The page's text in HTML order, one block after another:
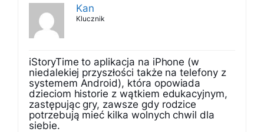
Kan
Klucznik
iStoryTime to aplikacja na iPhone (w
niedalekiej przyszłości także na telefony z
systemem Android), która opowiada
dzieciom historie z wątkiem edukacyjnym,
zastępując gry, zawsze gdy rodzice
potrzebują mieć kilka wolnych chwil dla
siebie.